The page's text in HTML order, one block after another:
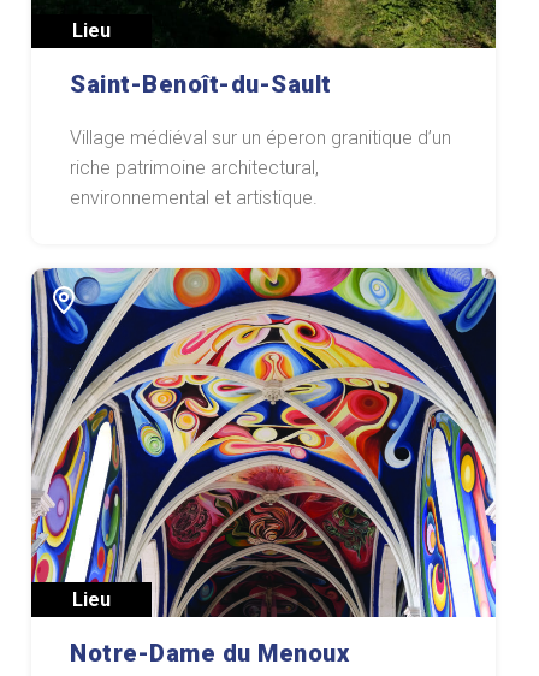
Lieu
Saint-Benoît-du-Sault
Village médiéval sur un éperon granitique d’un
riche patrimoine architectural,
environnemental et artistique.
Lieu
Notre-Dame du Menoux